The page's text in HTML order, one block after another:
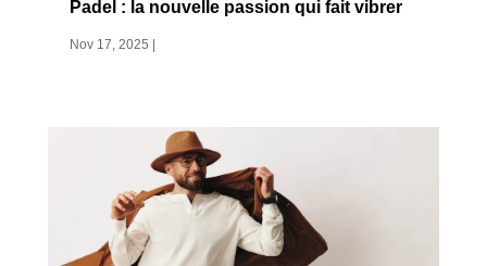
Padel : la nouvelle passion qui fait vibrer
Nov 17, 2025